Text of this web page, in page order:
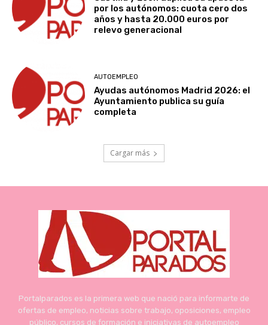
por los autónomos: cuota cero dos
años y hasta 20.000 euros por
relevo generacional
AUTOEMPLEO
Ayudas autónomos Madrid 2026: el
Ayuntamiento publica su guía
completa
Cargar más
Portalparados es la primera web que nació para informarte de
ofertas de empleo, noticias sobre trabajo, oposiciones, empleo
público, cursos de formación e iniciativas de autoempleo